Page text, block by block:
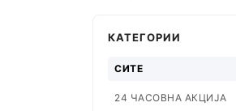
КАТЕГОРИИ
СИТЕ
24 ЧАСОВНА АКЦИЈА